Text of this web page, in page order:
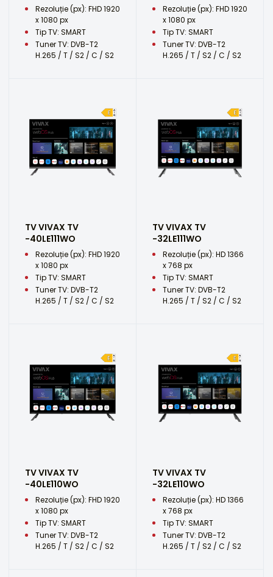
Rezoluție (px): FHD 1920
x 1080 px
Tip TV: SMART
Tuner TV: DVB-T2
H.265 / T / S2 / C / S2
Rezoluție (px): FHD 1920
x 1080 px
Tip TV: SMART
Tuner TV: DVB-T2
H.265 / T / S2 / C / S2
TV VIVAX TV
-40LE111WO
Rezoluție (px): FHD 1920
x 1080 px
Tip TV: SMART
Tuner TV: DVB-T2
H.265 / T / S2 / C / S2
TV VIVAX TV
-32LE111WO
Rezoluție (px): HD 1366
x 768 px
Tip TV: SMART
Tuner TV: DVB-T2
H.265 / T / S2 / C / S2
TV VIVAX TV
-40LE110WO
Rezoluție (px): FHD 1920
x 1080 px
Tip TV: SMART
Tuner TV: DVB-T2
H.265 / T / S2 / C / S2
TV VIVAX TV
-32LE110WO
Rezoluție (px): HD 1366
x 768 px
Tip TV: SMART
Tuner TV: DVB-T2
H.265 / T / S2 / C / S2